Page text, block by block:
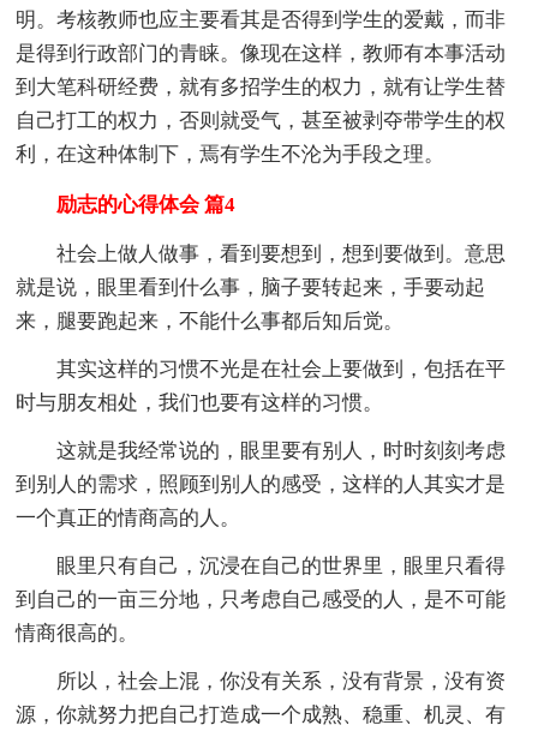
明。考核教师也应主要看其是否得到学生的爱戴，而非
是得到行政部门的青睐。像现在这样，教师有本事活动
到大笔科研经费，就有多招学生的权力，就有让学生替
自己打工的权力，否则就受气，甚至被剥夺带学生的权
利，在这种体制下，焉有学生不沦为手段之理。
励志的心得体会 篇4
社会上做人做事，看到要想到，想到要做到。意思
就是说，眼里看到什么事，脑子要转起来，手要动起
来，腿要跑起来，不能什么事都后知后觉。
其实这样的习惯不光是在社会上要做到，包括在平
时与朋友相处，我们也要有这样的习惯。
这就是我经常说的，眼里要有别人，时时刻刻考虑
到别人的需求，照顾到别人的感受，这样的人其实才是
一个真正的情商高的人。
眼里只有自己，沉浸在自己的世界里，眼里只看得
到自己的一亩三分地，只考虑自己感受的人，是不可能
情商很高的。
所以，社会上混，你没有关系，没有背景，没有资
源，你就努力把自己打造成一个成熟、稳重、机灵、有